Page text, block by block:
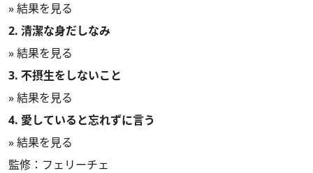
» 結果を見る
2. 清潔な身だしなみ
» 結果を見る
3. 不摂生をしないこと
» 結果を見る
4. 愛していると忘れずに言う
» 結果を見る
監修：フェリーチェ